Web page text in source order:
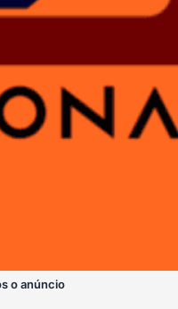
o anúncio